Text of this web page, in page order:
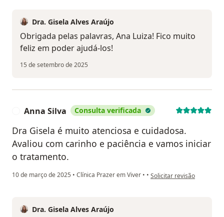
Dra. Gisela Alves Araújo
Obrigada pelas palavras, Ana Luiza! Fico muito
feliz em poder ajudá-los!
15 de setembro de 2025
Anna Silva Consulta verificada
Dra Gisela é muito atenciosa e cuidadosa.
Avaliou com carinho e paciência e vamos iniciar
o tratamento.
10 de março de 2025 • Clínica Prazer em Viver • • na opinião do utilizador
Solicitar revisão
Dra. Gisela Alves Araújo